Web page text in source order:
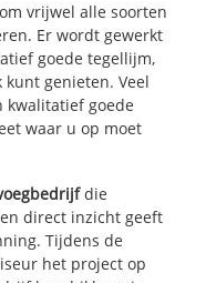
vrijwel alle soorten
Er wordt gewerkt
goede tegellijm,
genieten. Veel
kwalitatief goede
waar u op moet
die
direct inzicht geeft
Tijdens de
het project op